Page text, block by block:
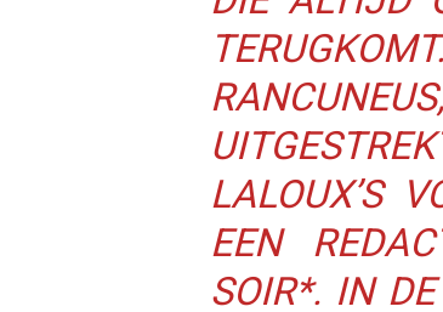
LALOUX’S
EEN
SOIR*. IN